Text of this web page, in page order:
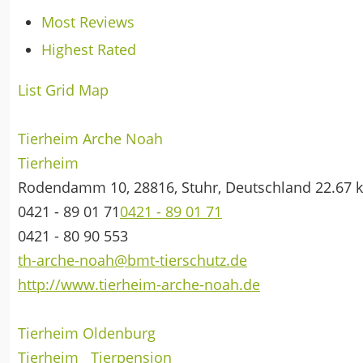
Most Reviews
Highest Rated
List Grid Map
Tierheim Arche Noah
Tierheim
Rodendamm 10, 28816, Stuhr, Deutschland 22.67
0421 - 89 01 710421 - 89 01 71
0421 - 80 90 553
th-arche-noah@bmt-tierschutz.de
http://www.tierheim-arche-noah.de
Tierheim Oldenburg
Tierheim
Tierpension